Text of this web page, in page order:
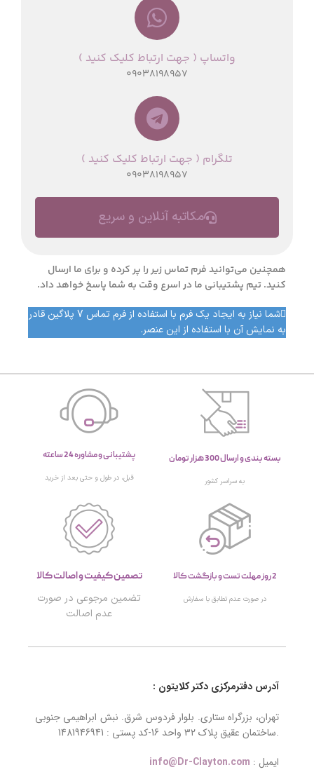
واتساپ ( جهت ارتباط کلیک کنید )
09038198957
تلگرام ( جهت ارتباط کلیک کنید )
09038198957
مکاتبه آنلاین و سریع
همچنین می‌توانید فرم تماس زیر را پر کرده و برای ما ارسال
کنید. تیم پشتیبانی ما در اسرع وقت به شما پاسخ خواهد داد.
شما نیاز به ایجاد یک فرم با استفاده از فرم تماس 7 پلاگین قادر
به نمایش آن با استفاده از این عنصر.
بسته بندی و ارسال 300 هزار تومان
به سراسر کشور
پشتیبانی و مشاوره 24 ساعته
قبل، در طول و حتی بعد از خرید
2 روز مهلت تست و بازگشت کالا
در صورت عدم تطابق با سفارش
تصمین کیفیت و اصالت کالا
تضمین مرجوعی در صورت
عدم اصالت
آدرس دفترمرکزی دکتر کلایتون :
تهران، بزرگراه ستاری. بلوار فردوس شرق. نبش ابراهیمی جنوبی
.ساختمان عقیق پلاک ۳۲ واحد 16-کد پستی : 1481946941
ایمیل : info@Dr-Clayton.com